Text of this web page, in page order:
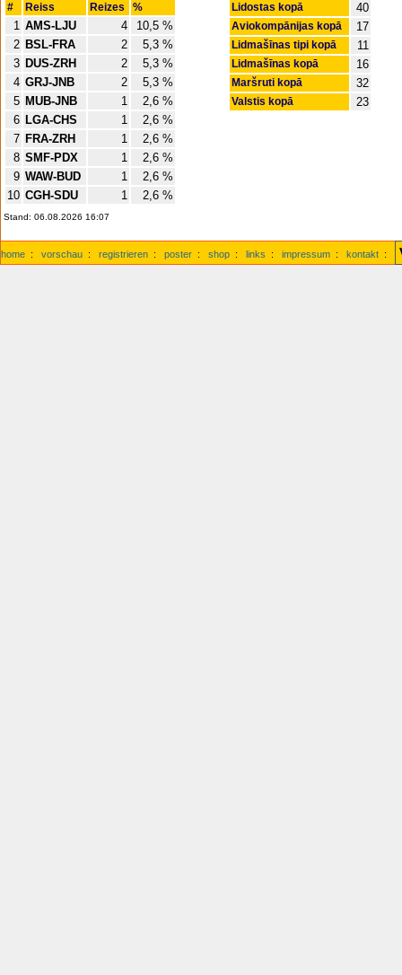
# Reiss Reizes %
1 AMS-LJU 4
10,5 %
2 BSL-FRA 2
5,3 %
3 DUS-ZRH 2
5,3 %
4 GRJ-JNB 2
5,3 %
5 MUB-JNB 1
2,6 %
6 LGA-CHS 1
2,6 %
7 FRA-ZRH 1
2,6 %
8 SMF-PDX 1
2,6 %
9 WAW-BUD 1
2,6 %
10 CGH-SDU 1 2,6 %
Lidostas kopā 40
Aviokompānijas kopā 17
Lidmašīnas tipi kopā 11
Lidmašīnas kopā 16
Maršruti kopā 32
Valstis kopā 23
Stand: 06.08.2026 16:07
home : vorschau : registrieren : poster : shop : links : impressum : kontakt :